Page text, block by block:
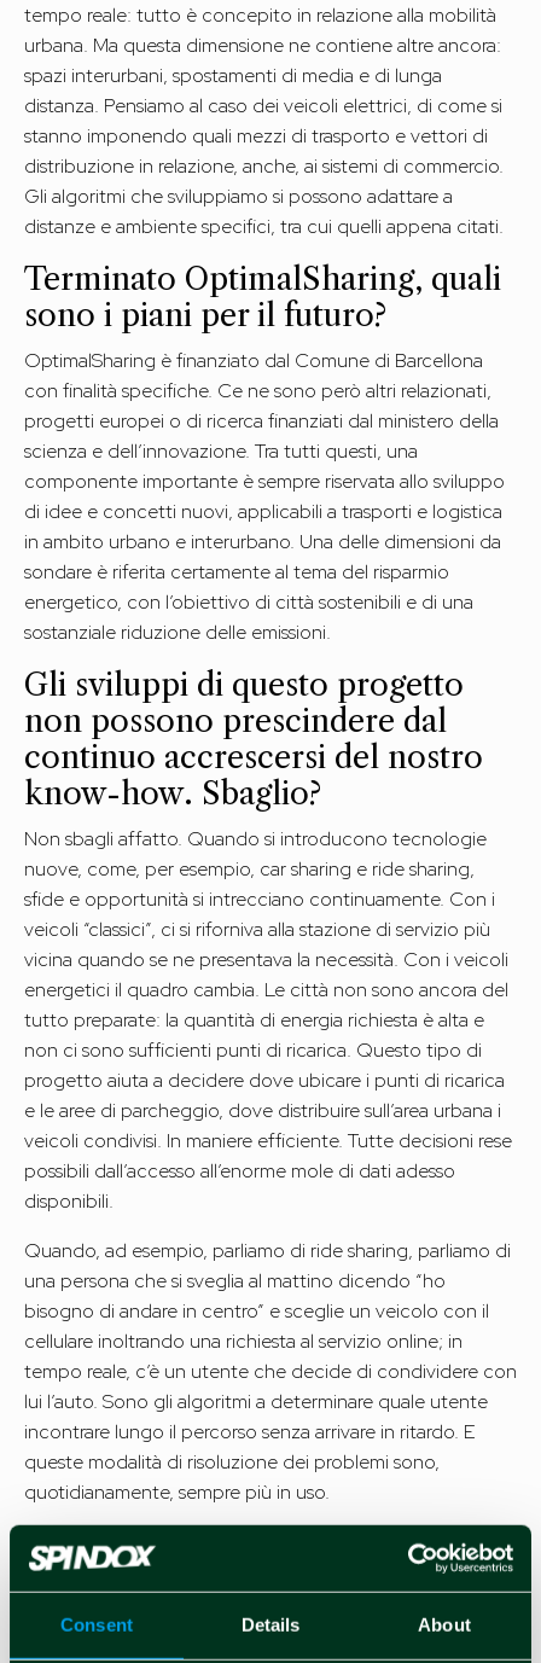
Consent Details About
tempo reale: tutto è concepito in relazione alla mobilità
urbana. Ma questa dimensione ne contiene altre ancora:
spazi interurbani, spostamenti di media e di lunga
distanza. Pensiamo al caso dei veicoli elettrici, di come si
stanno imponendo quali mezzi di trasporto e vettori di
distribuzione in relazione, anche, ai sistemi di commercio.
Gli algoritmi che sviluppiamo si possono adattare a
distanze e ambiente specifici, tra cui quelli appena citati.
Terminato OptimalSharing, quali
sono i piani per il futuro?
OptimalSharing è finanziato dal Comune di Barcellona
con finalità specifiche. Ce ne sono però altri relazionati,
progetti europei o di ricerca finanziati dal ministero della
scienza e dell’innovazione. Tra tutti questi, una
componente importante è sempre riservata allo sviluppo
di idee e concetti nuovi, applicabili a trasporti e logistica
in ambito urbano e interurbano. Una delle dimensioni da
sondare è riferita certamente al tema del risparmio
energetico, con l’obiettivo di città sostenibili e di una
sostanziale riduzione delle emissioni.
Gli sviluppi di questo progetto
non possono prescindere dal
continuo accrescersi del nostro
know-how. Sbaglio?
Non sbagli affatto. Quando si introducono tecnologie
nuove, come, per esempio, car sharing e ride sharing,
sfide e opportunità si intrecciano continuamente. Con i
veicoli “classici”, ci si riforniva alla stazione di servizio più
vicina quando se ne presentava la necessità. Con i veicoli
energetici il quadro cambia. Le città non sono ancora del
tutto preparate: la quantità di energia richiesta è alta e
non ci sono sufficienti punti di ricarica. Questo tipo di
progetto aiuta a decidere dove ubicare i punti di ricarica
e le aree di parcheggio, dove distribuire sull’area urbana i
veicoli condivisi. In maniere efficiente. Tutte decisioni rese
possibili dall’accesso all’enorme mole di dati adesso
disponibili.
Quando, ad esempio, parliamo di ride sharing, parliamo di
una persona che si sveglia al mattino dicendo “ho
bisogno di andare in centro” e sceglie un veicolo con il
cellulare inoltrando una richiesta al servizio online; in
tempo reale, c’è un utente che decide di condividere con
lui l’auto. Sono gli algoritmi a determinare quale utente
incontrare lungo il percorso senza arrivare in ritardo. E
queste modalità di risoluzione dei problemi sono,
quotidianamente, sempre più in uso.
Guardando ai progressi maturati
durante il progetto
Optimalsharing in una città
mediterranea quale Barcellona,